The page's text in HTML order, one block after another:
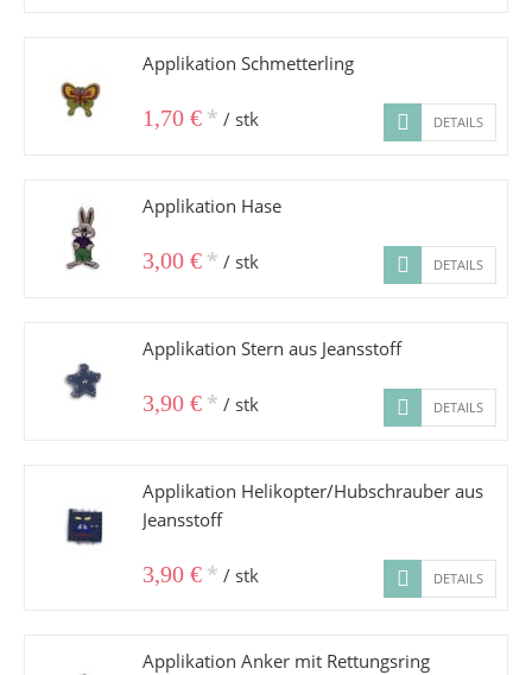
Applikation Schmetterling
1,70 € * / stk DETAILS
Applikation Hase
3,00 € * / stk DETAILS
Applikation Stern aus Jeansstoff
3,90 € * / stk DETAILS
Applikation Helikopter/Hubschrauber aus
Jeansstoff
3,90 € * / stk DETAILS
Applikation Anker mit Rettungsring